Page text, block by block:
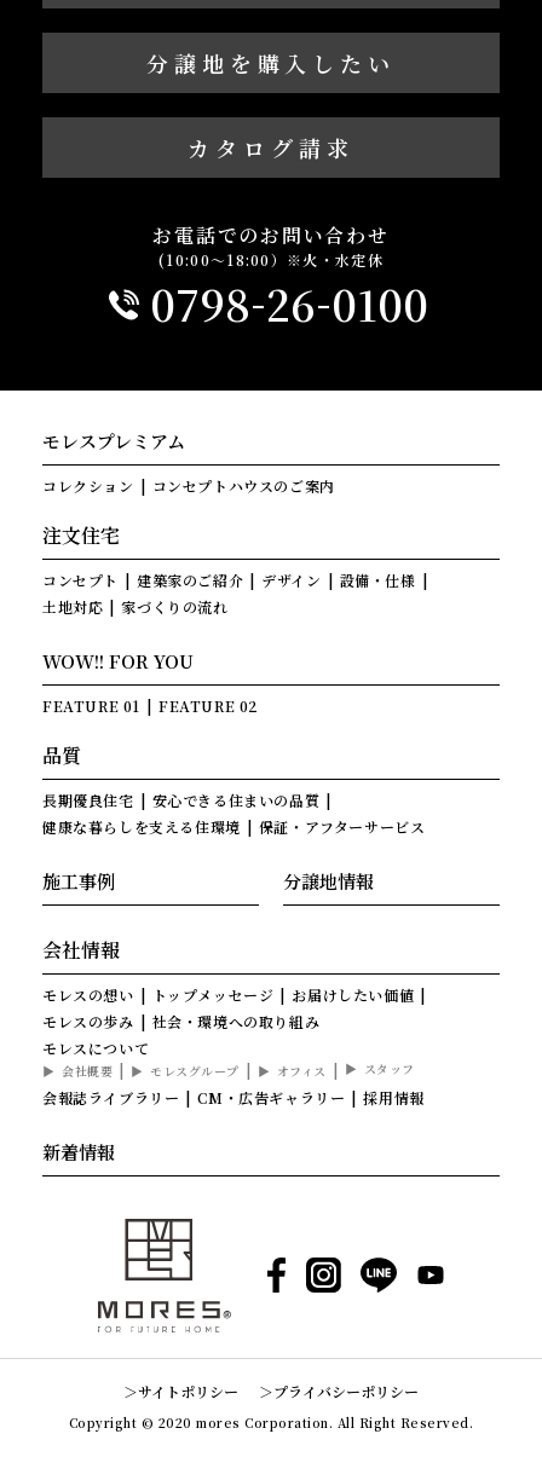
分譲地を購入したい
カタログ請求
お電話でのお問い合わせ
(10:00～18:00）※火・水定休
0798-26-0100
モレスプレミアム
コレクション コンセプトハウスのご案内
注文住宅
コンセプト 建築家のご紹介 デザイン
設備・仕様
土地対応
家づくりの流れ
WOW!! FOR YOU
FEATURE 01 FEATURE 02
品質
長期優良住宅
安心できる住まいの品質
健康な暮らしを支える住環境
保証・アフターサービス
施工事例 分譲地情報
会社情報
モレスの想い トップメッセージ
お届けしたい価値
モレスの歩み
社会・環境への取り組み
モレスについて
会社概要 モレスグループ オフィス スタッフ
会報誌ライブラリー CM・広告ギャラリー 採用情報
新着情報
Facebook
Instagram
LINE YouTube
サイトポリシー プライバシーポリシー
Copyright © 2020 mores Corporation. All Right Reserved.